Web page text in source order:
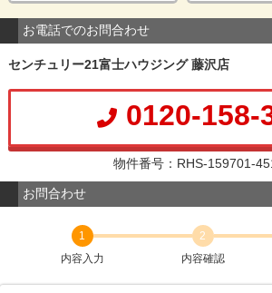
お電話でのお問合わせ
センチュリー21富士ハウジング 藤沢店
0120-158-
物件番号：RHS-159701-
お問合わせ
1
内容入力
2
内容確認